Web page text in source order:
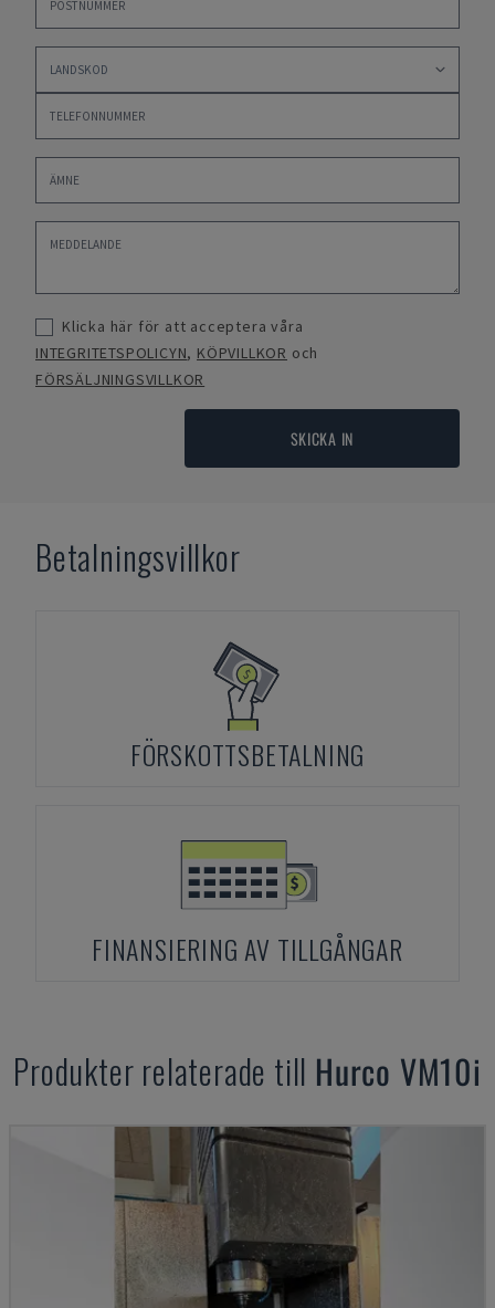
Klicka här för att acceptera våra
INTEGRITETSPOLICYN, KÖPVILLKOR och
FÖRSÄLJNINGSVILLKOR
SKICKA IN
Betalningsvillkor
FÖRSKOTTSBETALNING
FINANSIERING AV TILLGÅNGAR
Produkter relaterade till Hurco VM10i